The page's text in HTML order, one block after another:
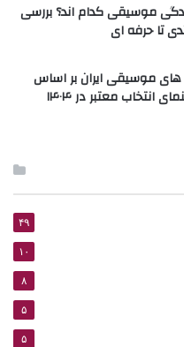
موسیقی کدام اند؟ بررسی
تا حرفه ای
های موسیقی ایران بر اساس
انتخاب معتبر در ۱۴۰۴
۴۹
۱۰
۸
۵
۵